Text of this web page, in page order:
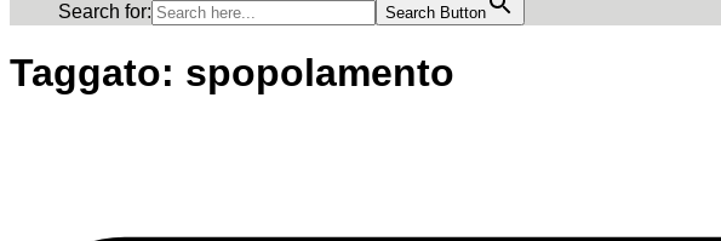
Search for:
Search Button
Taggato: spopolamento